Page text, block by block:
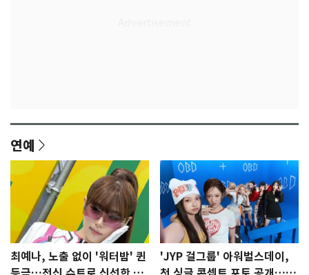
연예
최예나, 노출 없이 '워터밤' 퀸
'JYP 걸그룹' 아워벌스데이,